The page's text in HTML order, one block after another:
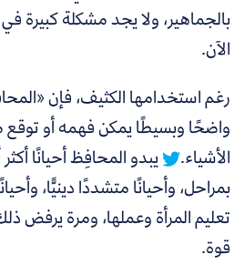
بالجماهير، ولا يجد مشكلة كبيرة
الآن.
رغم استخدامها الكثيف، فإن
واضحًا وبسيطًا يمكن فهمه أو توقع
الأشياء.
يبدو المحافِظ أحيانًا
بمراحل، وأحيانًا متشددًا دينيًّا،
تعليم المرأة وعملها، ومرة يرفض
قوة.